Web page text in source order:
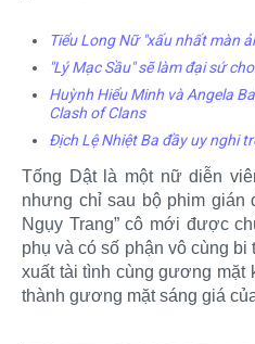
Tiểu Long Nữ "xấu nhất màn
"Lý Mạc Sầu" sẽ làm đại sứ
Huỳnh Hiểu Minh và Angela
Clash of Clans
Địch Lệ Nhiệt Ba đầy uy nghi
Tống Dật là một nữ diễn
nhưng chỉ sau bộ phim gián
Ngụy Trang” cô mới được
phụ và có số phận vô cùng
xuất tài tình cùng gương mặt
thành gương mặt sáng giá